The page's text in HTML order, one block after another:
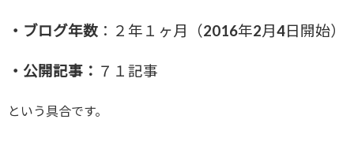
・ブログ年数 ：２年１ヶ月（2016年2月4日開始）
・公開記事： ７１記事
という具合です。